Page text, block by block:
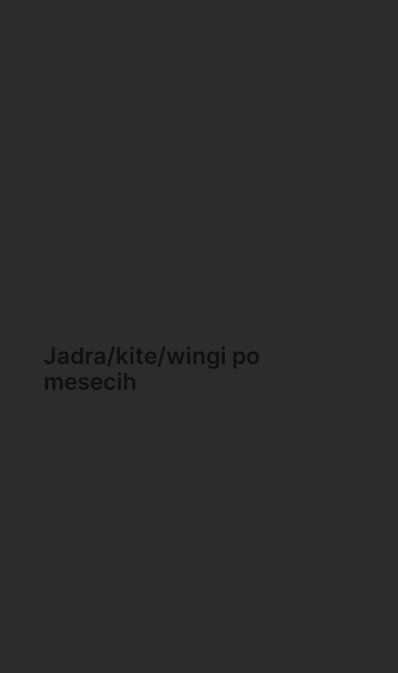
Jadra/kite/wingi po
mesecih